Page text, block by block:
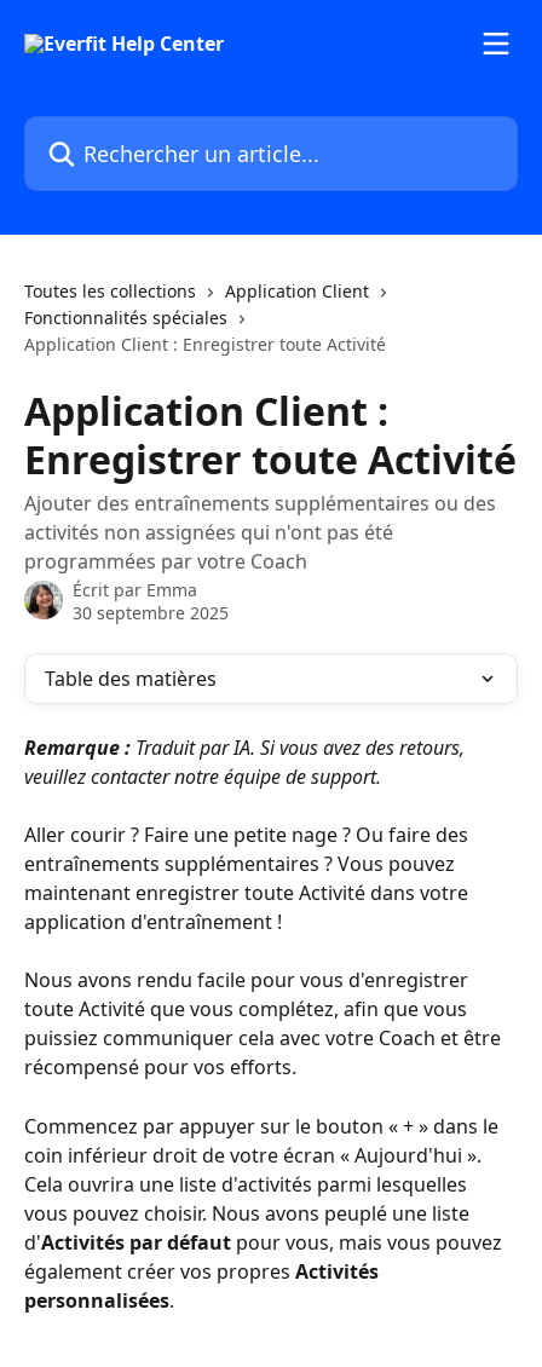
Rechercher un article...
Toutes les collections
Application Client
Fonctionnalités spéciales
Application Client : Enregistrer toute Activité
Application Client :
Enregistrer toute Activité
Ajouter des entraînements supplémentaires ou des
activités non assignées qui n'ont pas été
programmées par votre Coach
Écrit par Emma
30 septembre 2025
Table des matières
Remarque : Traduit par IA. Si vous avez des retours,
veuillez contacter notre équipe de support.
Aller courir ? Faire une petite nage ? Ou faire des
entraînements supplémentaires ? Vous pouvez
maintenant enregistrer toute Activité dans votre
application d'entraînement !
Nous avons rendu facile pour vous d'enregistrer
toute Activité que vous complétez, afin que vous
puissiez communiquer cela avec votre Coach et être
récompensé pour vos efforts.
Commencez par appuyer sur le bouton « + » dans le
coin inférieur droit de votre écran « Aujourd'hui ».
Cela ouvrira une liste d'activités parmi lesquelles
vous pouvez choisir. Nous avons peuplé une liste
d'Activités par défaut pour vous, mais vous pouvez
également créer vos propres Activités
personnalisées.